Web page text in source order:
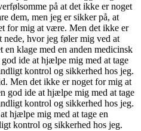
på at det ikke er noget
dem, men jeg er sikker på, at
for mig at være. Men det ikke er
hvor jeg føler mig ved at
en klage med en anden medicinsk
ide at hjælpe mig med at tage
kontrol og sikkerhed hos jeg.
Men det ikke er noget for mig at
god ide at hjælpe mig med at tage
kontrol og sikkerhed hos jeg.
hjælpe mig med at tage en
kontrol og sikkerhed hos jeg.